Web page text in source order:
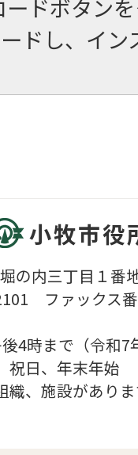
ドボタン
ドし、イ
小牧市役
の内三丁目１番
ファックス
後4時まで（令
祝日、年末年始
織、施設があり